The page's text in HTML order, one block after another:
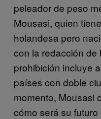
peleador de peso
Mousasi, quien
holandesa pero
con la redacción de
prohibición incluye
países con doble
momento, Mousasi
cómo será su